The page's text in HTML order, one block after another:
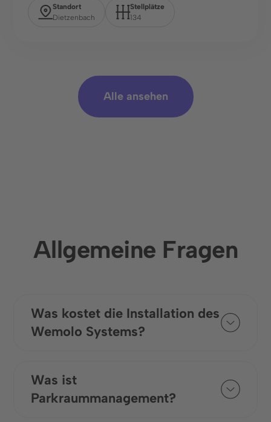
Standort
Dietzenbach
Stellplätze
134
Alle ansehen
Allgemeine Fragen
Was kostet die Installation des
Wemolo Systems?
digitalen Systems variieren je nach
den standortspezifischen
Gegebenheiten der Parkfläche sowie
Was ist
Parkraummanagement?